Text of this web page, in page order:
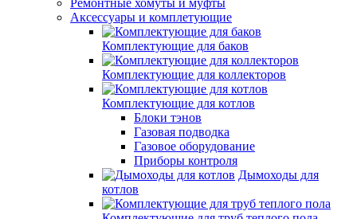
Ремонтные хомуты и муфты
Аксессуары и комплетующие
Комплектующие для баков
Комплектующие для коллекторов
Комплектующие для котлов
Блоки тэнов
Газовая подводка
Газовое оборудование
Приборы контроля
Дымоходы для
котлов